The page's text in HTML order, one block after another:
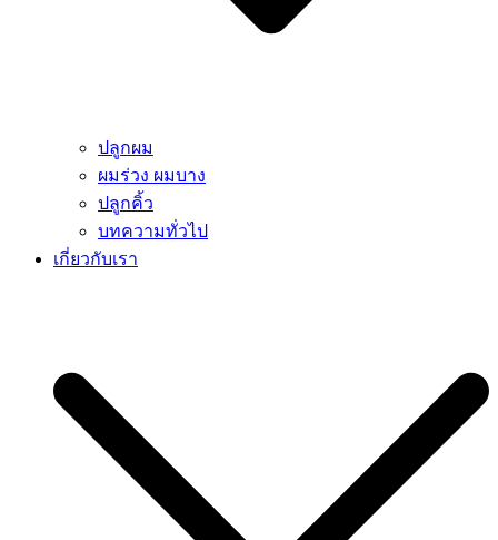
ปลูกผม
ผมร่วง ผมบาง
ปลูกคิ้ว
บทความทั่วไป
เกี่ยวกับเรา